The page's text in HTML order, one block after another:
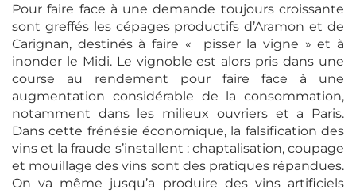
Pour faire face à une demande toujours croissante
sont greffés les cépages productifs d’Aramon et de
Carignan, destinés à faire « pisser la vigne » et à
inonder le Midi. Le vignoble est alors pris dans une
course au rendement pour faire face à une
augmentation considérable de la consommation,
notamment dans les milieux ouvriers et a Paris.
Dans cette frénésie économique, la falsification des
vins et la fraude s’installent : chaptalisation, coupage
et mouillage des vins sont des pratiques répandues.
On va même jusqu’a produire des vins artificiels